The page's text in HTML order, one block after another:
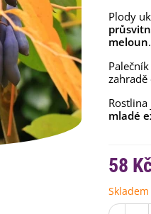
Plody
meloun.
zahradě
Rostlina
mladé
58 Kč
Skladem